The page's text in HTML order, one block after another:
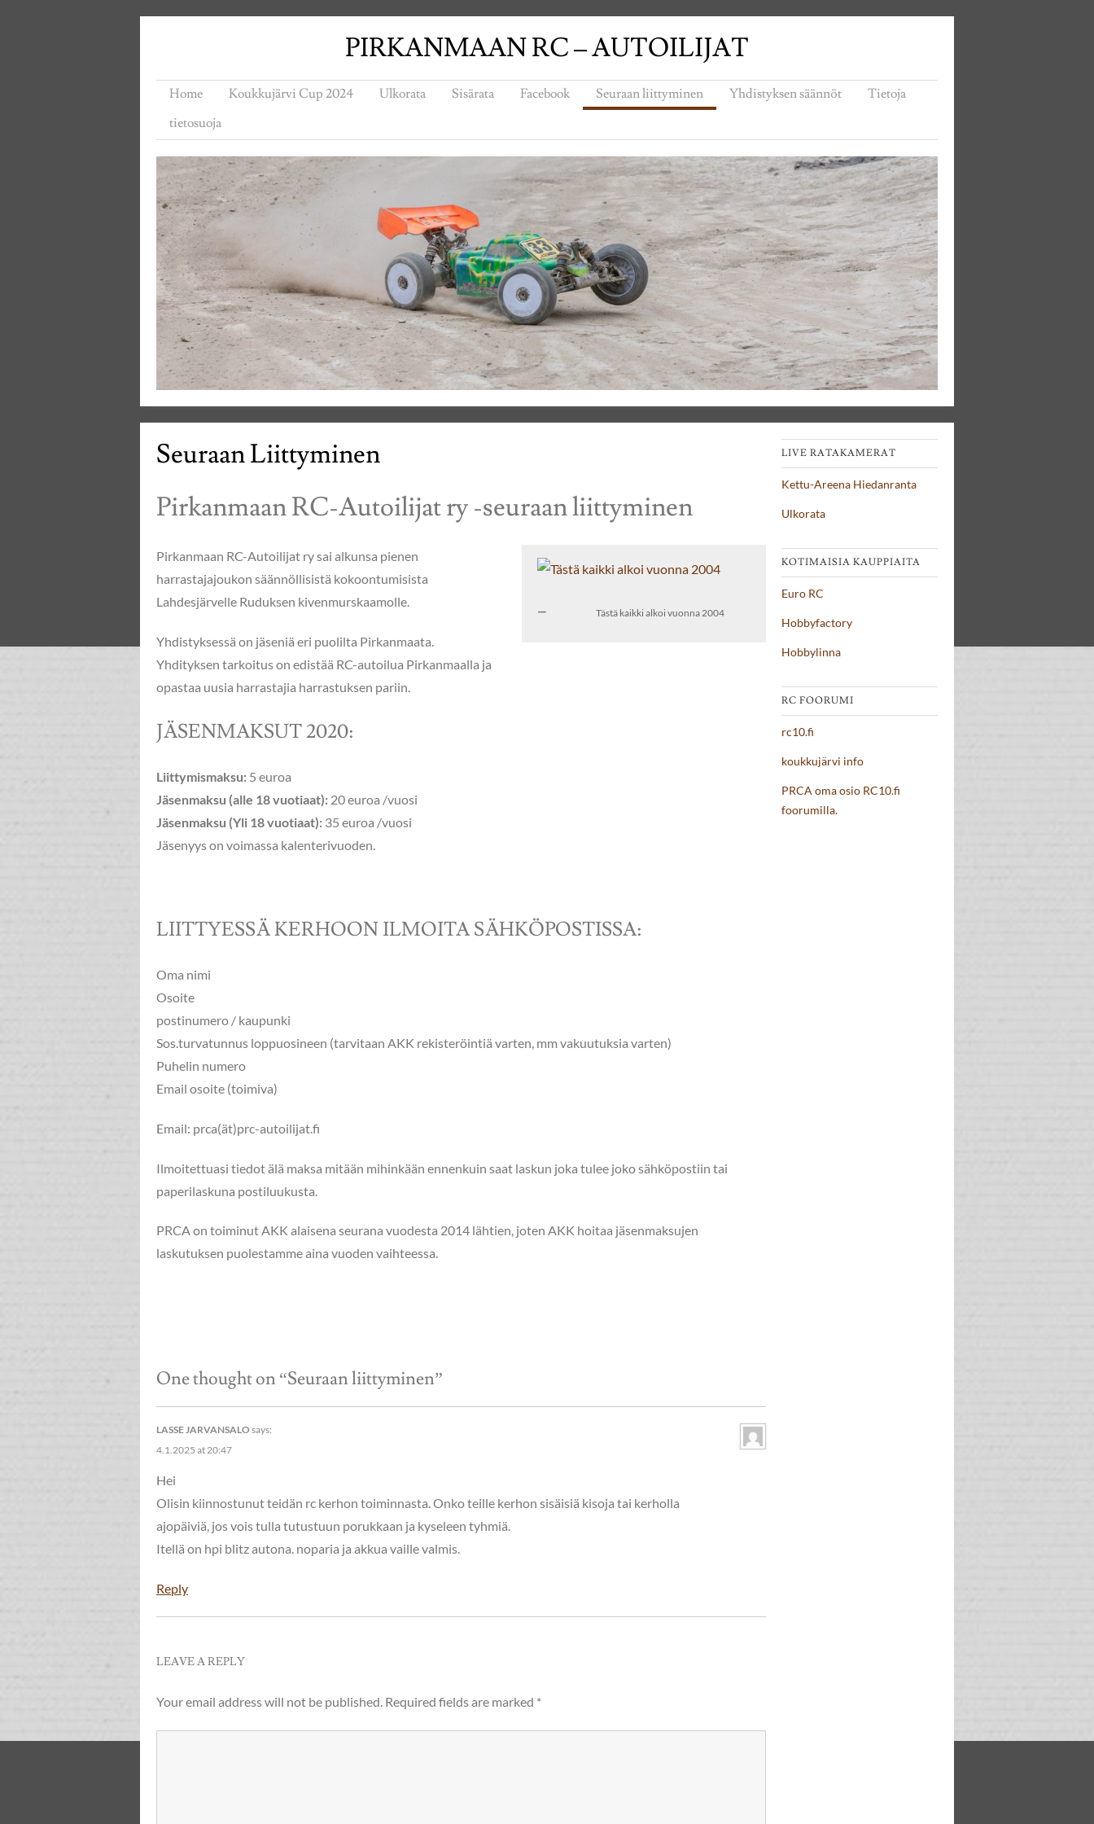
PIRKANMAAN RC – AUTOILIJAT
Home Koukkujärvi Cup 2024 Ulkorata Sisärata Facebook Seuraan liittyminen Yhdistyksen säännöt
Tietoja
tietosuoja
Seuraan Liittyminen
Pirkanmaan RC-Autoilijat ry -seuraan liittyminen
Tästä kaikki alkoi vuonna 2004
Pirkanmaan RC-Autoilijat ry sai alkunsa pienen
harrastajajoukon säännöllisistä kokoontumisista
Lahdesjärvelle Ruduksen kivenmurskaamolle.
Yhdistyksessä on jäseniä eri puolilta Pirkanmaata.
Yhdityksen tarkoitus on edistää RC-autoilua Pirkanmaalla ja
opastaa uusia harrastajia harrastuksen pariin.
JÄSENMAKSUT 2020:
Liittymismaksu: 5 euroa
Jäsenmaksu (alle 18 vuotiaat): 20 euroa /vuosi
Jäsenmaksu (Yli 18 vuotiaat): 35 euroa /vuosi
Jäsenyys on voimassa kalenterivuoden.
LIITTYESSÄ KERHOON ILMOITA SÄHKÖPOSTISSA:
Oma nimi
Osoite
postinumero / kaupunki
Sos.turvatunnus loppuosineen (tarvitaan AKK rekisteröintiä varten, mm vakuutuksia varten)
Puhelin numero
Email osoite (toimiva)
Email: prca(ät)prc-autoilijat.fi
Ilmoitettuasi tiedot älä maksa mitään mihinkään ennenkuin saat laskun joka tulee joko sähköpostiin tai
paperilaskuna postiluukusta.
PRCA on toiminut AKK alaisena seurana vuodesta 2014 lähtien, joten AKK hoitaa jäsenmaksujen
laskutuksen puolestamme aina vuoden vaihteessa.
One thought on “Seuraan liittyminen”
LASSE JARVANSALO says:
4.1.2025 at 20:47
Hei
Olisin kiinnostunut teidän rc kerhon toiminnasta. Onko teille kerhon sisäisiä kisoja tai kerholla
ajopäiviä, jos vois tulla tutustuun porukkaan ja kyseleen tyhmiä.
Itellä on hpi blitz autona. noparia ja akkua vaille valmis.
Reply
LEAVE A REPLY
Your email address will not be published. Required fields are marked *
LIVE RATAKAMERAT
Kettu-Areena Hiedanranta
Ulkorata
KOTIMAISIA KAUPPIAITA
Euro RC
Hobbyfactory
Hobbylinna
RC FOORUMI
rc10.fi
koukkujärvi info
PRCA oma osio RC10.fi
foorumilla.